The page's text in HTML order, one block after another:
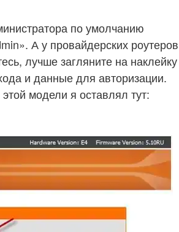
по умолчанию
А у провайдерских роутеров
лучше загляните на наклейку
и данные для авторизации.
модели я оставлял тут: